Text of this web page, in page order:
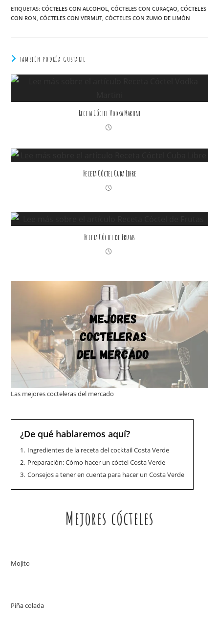
ETIQUETAS:CÓCTELES CON ALCOHOL, CÓCTELES CON CURAÇAO, CÓCTELES
CON RON, CÓCTELES CON VERMUT, CÓCTELES CON ZUMO DE LIMÓN
TAMBIÉN PODRÍA GUSTARTE
Receta Cóctel Vodka Martini
Receta Cóctel Cuba Libre
Receta Cóctel de Frutas
Las mejores cocteleras del mercado
¿De qué hablaremos aquí?
1. Ingredientes de la receta del cocktail Costa Verde
2. Preparación: Cómo hacer un cóctel Costa Verde
3. Consejos a tener en cuenta para hacer un Costa Verde
Mejores cócteles
Mojito
Piña colada